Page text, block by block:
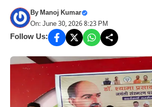
ByManoj Kumar
On: June 30, 2026 8:23 PM
Follow Us: